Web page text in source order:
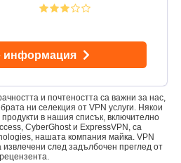
информация
и почтеността са важни за нас,
ни селекция от VPN услуги. Някои
в нашия списък, включително
CyberGhost и ExpressVPN, са
нашата компания майка. VPN
извлечени след задълбочен преглед от
рецензента.